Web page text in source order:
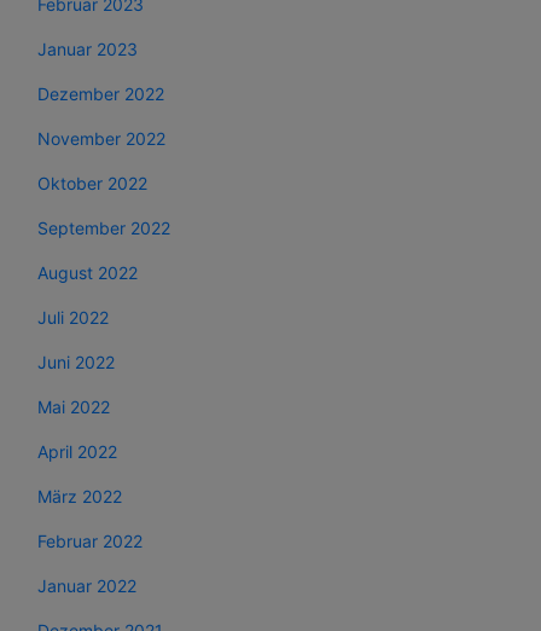
Februar 2023
Januar 2023
Dezember 2022
November 2022
Oktober 2022
September 2022
August 2022
Juli 2022
Juni 2022
Mai 2022
April 2022
März 2022
Februar 2022
Januar 2022